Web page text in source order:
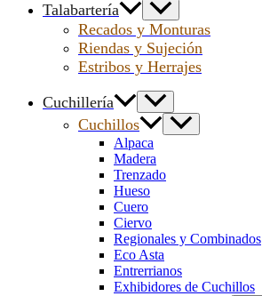
Talabartería
Recados y Monturas
Riendas y Sujeción
Estribos y Herrajes
Cuchillería
Cuchillos
Alpaca
Madera
Trenzado
Hueso
Cuero
Ciervo
Regionales y Combinados
Eco Asta
Entrerrianos
Exhibidores de Cuchillos